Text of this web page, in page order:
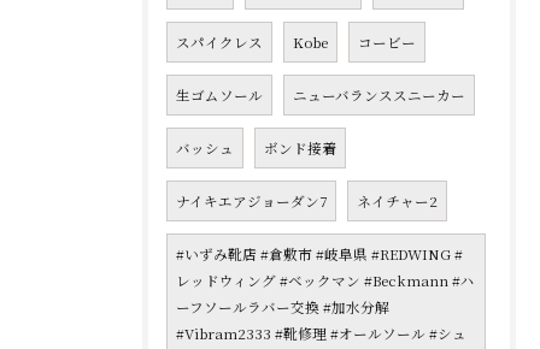
スパイクレス Kobe コービー
生ゴムソール ニューバランススニーカー
バッシュ ボンド接着
ナイキエアジョーダン7 ネイチャー2
#いずみ靴店 #倉敷市 #岐阜県 #REDWING #
レッドウィング #ベックマン #Beckmann #ハ
ーフソールラバー交換 #加水分解
#Vibram2333 #靴修理 #オールソール #シュ